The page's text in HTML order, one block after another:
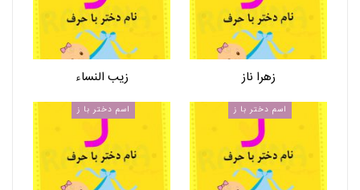
زهرا ناز زیب النساء
اسم دختر با ز اسم دختر با ز